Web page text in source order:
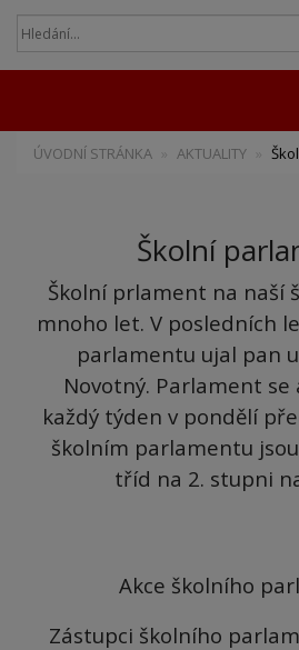
ÚVODNÍ STRÁNKA AKTUALITY
Školní
Školní prlament na naší
mnoho let. V posledních
parlamentu ujal pan
Novotný. Parlament se
každý týden v pondělí
školním parlamentu
tříd na 2. stupni
Akce školního
Zástupci školního